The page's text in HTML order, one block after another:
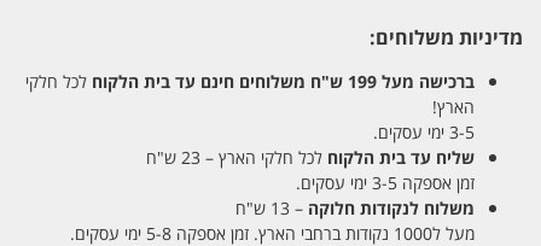
מדיניות משלוחים:
ברכישה מעל 199 ש"ח משלוחים חינם עד בית הלקוח לכל חלקי
הארץ!
3-5 ימי עסקים.
שליח עד בית הלקוח לכל חלקי הארץ – 23 ש"ח
זמן אספקה 3-5 ימי עסקים.
משלוח לנקודות חלוקה – 13 ש"ח
מעל ל1000 נקודות ברחבי הארץ. זמן אספקה 5-8 ימי עסקים.